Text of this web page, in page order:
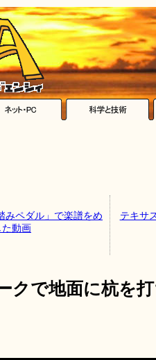
みペダル」で楽譜をめ
た動画
テキサ
クで地面に杭を